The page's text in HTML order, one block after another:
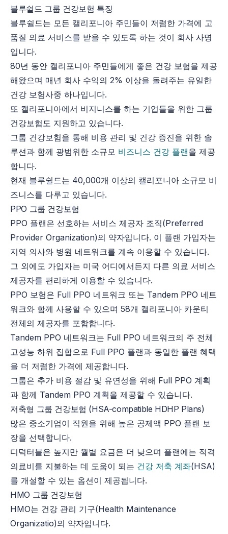
블루쉴드 그룹 건강보험 특징
블루쉴드는 모든 캘리포니아 주민들이 저렴한 가격에 고
품질 의료 서비스를 받을 수 있도록 하는 것이 회사 사명
입니다.
80년 동안 캘리포니아 주민들에게 좋은 건강 보험을 제공
해왔으며 매년 회사 수익의 2% 이상을 돌려주는 유일한
건강 보험사중 하나입니다.
또 캘리포니아에서 비지니스를 하는 기업들을 위한 그룹
건강보험도 지원하고 있습니다.
그룹 건강보험을 통해 비용 관리 및 건강 증진을 위한 솔
루션과 함께 광범위한 소규모 비즈니스 건강 플랜을 제공
합니다.
현재 블루쉴드는 40,000개 이상의 캘리포니아 소규모 비
즈니스를 다루고 있습니다.
PPO 그룹 건강보험
PPO 플랜은 선호하는 서비스 제공자 조직(Preferred
Provider Organization)의 약자입니다. 이 플랜 가입자는
지역 의사와 병원 네트워크를 계속 이용할 수 있습니다.
그 외에도 가입자는 미국 어디에서든지 다른 의료 서비스
제공자를 편리하게 이용할 수 있습니다.
PPO 보험은 Full PPO 네트워크 또는 Tandem PPO 네트
워크와 함께 사용할 수 있으며 58개 캘리포니아 카운티
전체의 제공자를 포함합니다.
Tandem PPO 네트워크는 Full PPO 네트워크의 주 전체
고성능 하위 집합으로 Full PPO 플랜과 동일한 플랜 혜택
을 더 저렴한 가격에 제공합니다.
그룹은 추가 비용 절감 및 유연성을 위해 Full PPO 계획
과 함께 Tandem PPO 계획을 제공할 수 있습니다.
저축형 그룹 건강보험 (HSA-compatible HDHP Plans)
많은 중소기업이 직원을 위해 높은 공제액 PPO 플랜 보
장을 선택합니다.
디덕터블은 높지만 월별 요금은 더 낮으며 플랜에는 적격
의료비를 지불하는 데 도움이 되는 건강 저축 계좌(HSA)
를 개설할 수 있는 옵션이 제공됩니다.
HMO 그룹 건강보험
HMO는 건강 관리 기구(Health Maintenance
Organizatio)의 약자입니다.